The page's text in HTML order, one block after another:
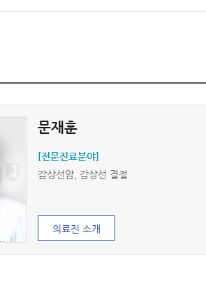
문재훈
[전문진료분야]
갑상선암, 갑상선 결절
의료진 소개